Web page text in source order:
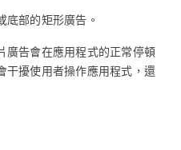
底部的矩形廣告。
廣告會在應用程式的正常停頓
干擾使用者操作應用程式，還